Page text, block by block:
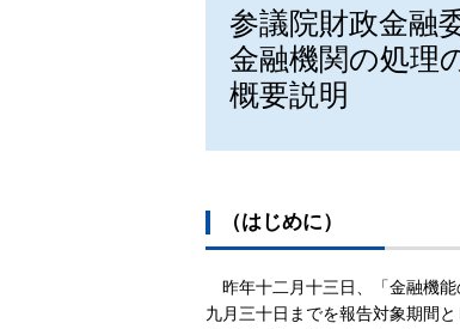
参議院財政金融
金融機関の処理
概要説明
（はじめに）
昨年十二月十三日、「金融機
九月三十日までを報告対象期間